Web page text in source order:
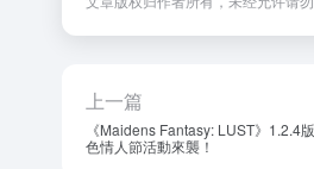
上一篇
《Maidens Fantasy: LUST》1.2.4
色情人節活動來襲！